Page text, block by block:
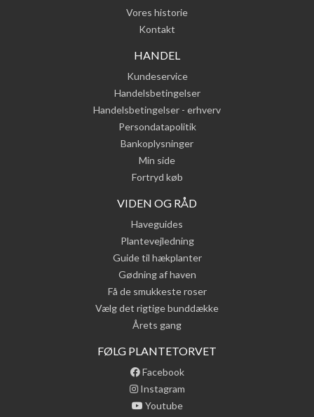
Vores historie
Kontakt
HANDEL
Kundeservice
Handelsbetingelser
Handelsbetingelser - erhverv
Persondatapolitik
Bankoplysninger
Min side
Fortryd køb
VIDEN OG RÅD
Haveguides
Plantevejledning
Guide til hækplanter
Gødning af haven
Få de smukkeste roser
Vælg det rigtige bunddække
Årets gang
FØLG PLANTETORVET
Facebook
Instagram
Youtube